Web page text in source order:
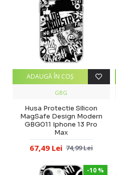
GBG
Husa Protectie Silicon
MagSafe Design Modern
GBG011 Iphone 13 Pro
Max
67,49 Lei 74,99 Lei
ADAUGĂ ÎN COŞ
-10 %